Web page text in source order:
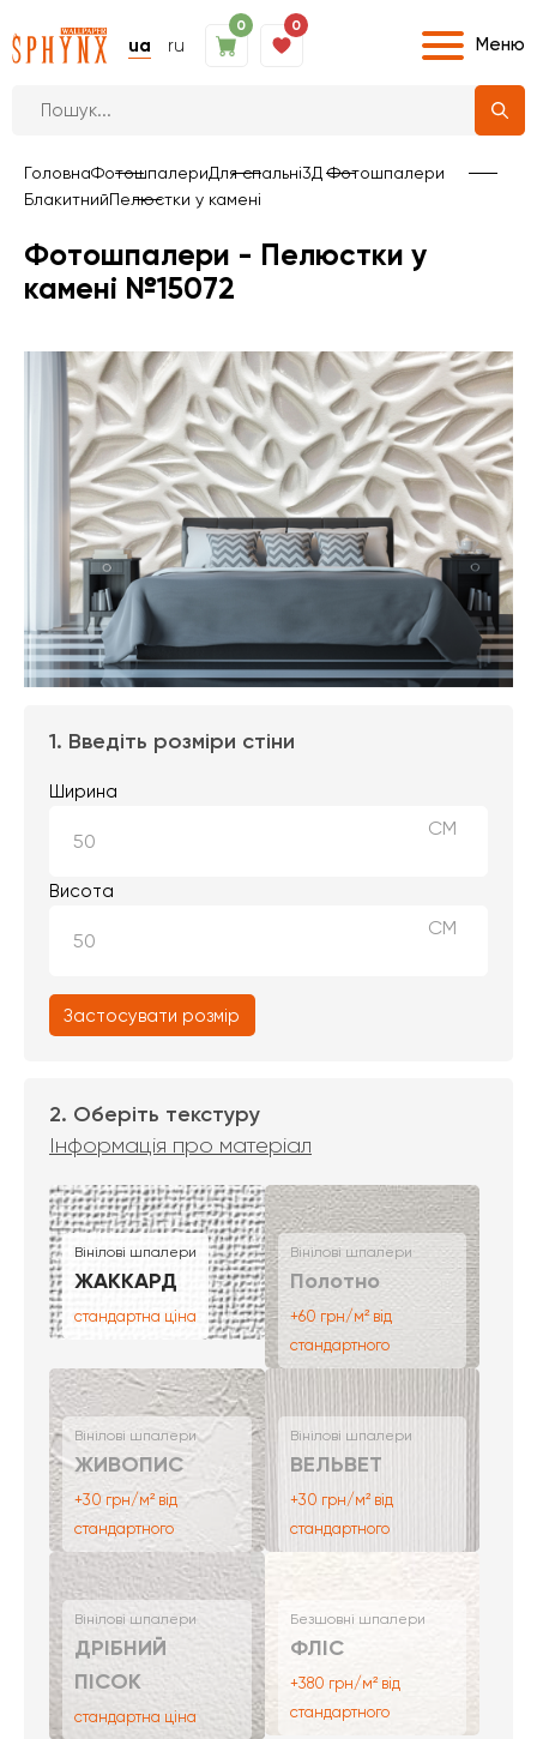
ua ru
0 0
Меню
ГоловнаФотошпалериДля спальні3Д Фотошпалери
БлакитнийПелюстки у камені
Фотошпалери - Пелюстки у
камені №15072
1. Введіть розміри стіни
Ширина
СМ
Висота
СМ
Застосувати розмір
2. Оберіть текстуру
Інформація про матеріал
Вінілові шпалери
ЖАККАРД
стандартна ціна
Вінілові шпалери
Полотно
+60 грн/м² від
стандартного
Вінілові шпалери
ЖИВОПИС
+30 грн/м² від
стандартного
Вінілові шпалери
ВЕЛЬВЕТ
+30 грн/м² від
стандартного
Вінілові шпалери
ДРІБНИЙ
ПІСОК
стандартна ціна
Безшовні шпалери
ФЛІС
+380 грн/м² від
стандартного